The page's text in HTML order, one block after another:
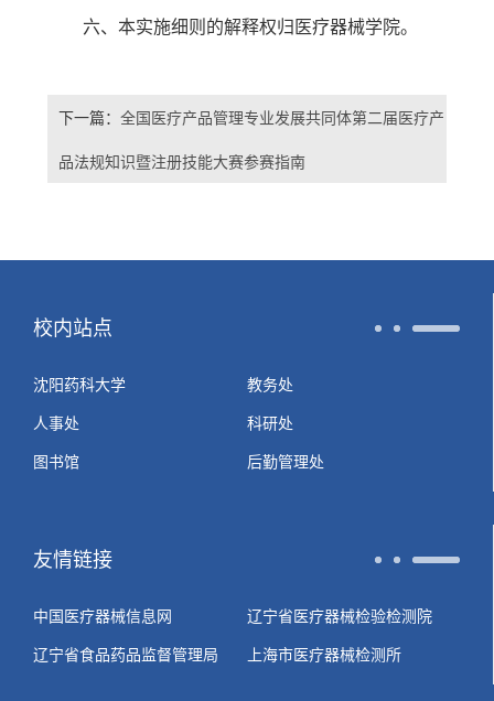
六、本实施细则的解释权归医疗器械学院。
下一篇： 全国医疗产品管理专业发展共同体第二届医疗产
品法规知识暨注册技能大赛参赛指南
校内站点
沈阳药科大学
教务处
人事处
科研处
图书馆
后勤管理处
友情链接
中国医疗器械信息网
辽宁省医疗器械检验检测院
辽宁省食品药品监督管理局
上海市医疗器械检测所